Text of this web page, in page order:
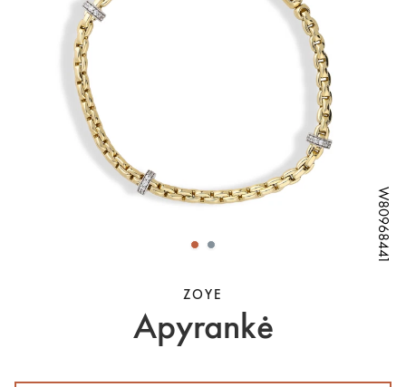
W80968441
W80968441
W80968441
W80968441
ZOYE
Apyrankė